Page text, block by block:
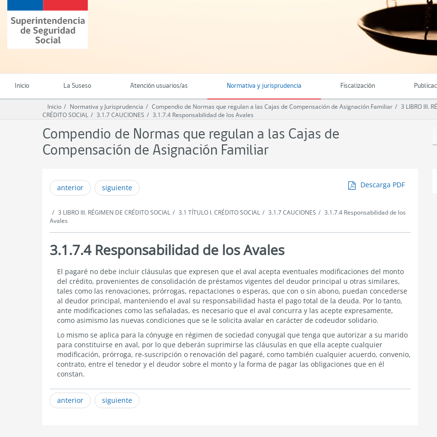
contenido
principal
Superintendencia
de
Seguridad
(SUSESO)
Chile
Inicio La Suseso Atención usuarios/as Normativa y jurisprudencia Fiscalización
Inicio Normativa y Jurisprudencia Compendio de Normas que regulan a las Cajas de Compensación de Asignación Familiar 3 LIBRO III.
CRÉDITO SOCIAL
3.1.7 CAUCIONES 3.1.7.4 Responsabilidad de los Avales
Compendio de Normas que regulan a las Cajas de
Compensación de Asignación Familiar
Descarga PDF
anterior siguiente
3 LIBRO III. RÉGIMEN DE CRÉDITO SOCIAL 3.1 TÍTULO I. CRÉDITO SOCIAL 3.1.7 CAUCIONES
3.1.7.4 Responsabilidad de los
Avales
3.1.7.4 Responsabilidad de los Avales
3.1.7.4
Responsabilidad
de
los
Avales
El pagaré no debe incluir cláusulas que expresen que el aval acepta eventuales modificaciones del monto
del crédito, provenientes de consolidación de préstamos vigentes del deudor principal u otras similares,
tales como las renovaciones, prórrogas, repactaciones o esperas, que con o sin abono, puedan concederse
al deudor principal, manteniendo el aval su responsabilidad hasta el pago total de la deuda. Por lo tanto,
ante modificaciones como las señaladas, es necesario que el aval concurra y las acepte expresamente,
como asimismo las nuevas condiciones que se le solicita avalar en carácter de codeudor solidario.
Lo mismo se aplica para la cónyuge en régimen de sociedad conyugal que tenga que autorizar a su marido
para constituirse en aval, por lo que deberán suprimirse las cláusulas en que ella acepte cualquier
modificación, prórroga, re-suscripción o renovación del pagaré, como también cualquier acuerdo, convenio,
contrato, entre el tenedor y el deudor sobre el monto y la forma de pagar las obligaciones que en él
constan.
anterior siguiente